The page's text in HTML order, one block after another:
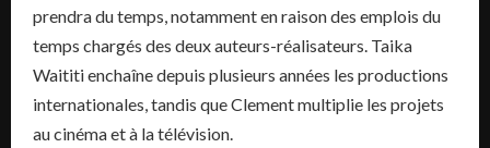
prendra du temps, notamment en raison des emplois du
temps chargés des deux auteurs-réalisateurs. Taika
Waititi enchaîne depuis plusieurs années les productions
internationales, tandis que Clement multiplie les projets
au cinéma et à la télévision.